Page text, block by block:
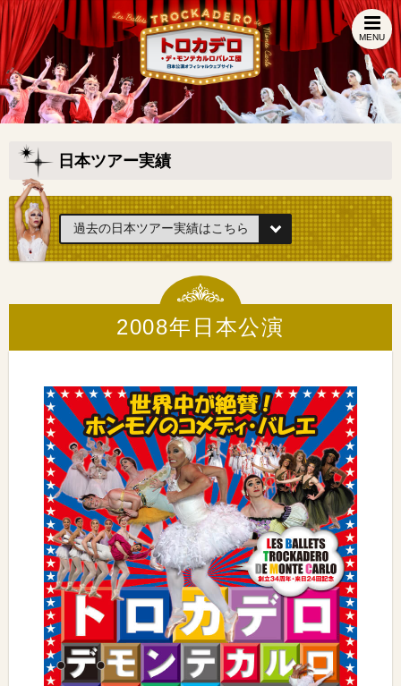
MENU
日本ツアー実績
2008年日本公演